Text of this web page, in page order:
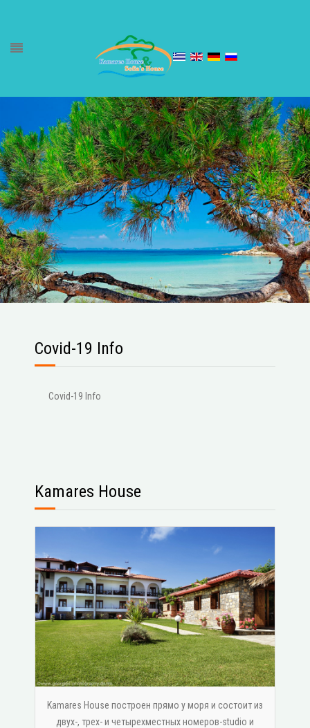
Covid-19 Info
Covid-19 Info
Kamares House
Kamares House построен прямо у моря и состоит из
двух-, трех- и четырехместных номеров-studio и